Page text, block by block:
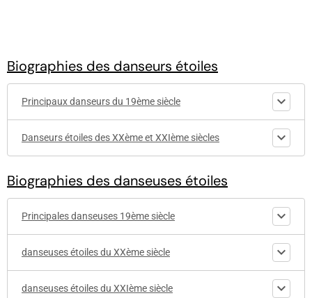
Biographies des danseurs étoiles
Principaux danseurs du 19ème siècle
Danseurs étoiles des XXème et XXIème siècles
Biographies des danseuses étoiles
Principales danseuses 19ème siècle
danseuses étoiles du XXème siècle
danseuses étoiles du XXIème siècle